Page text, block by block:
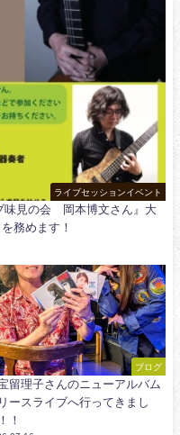
ライブセッションイベント
味見の会 岡本博文さん』大
務めます！
ブログ
留理子さんのニューアルバム
ースライブへ行ってきまし
！